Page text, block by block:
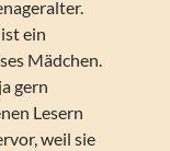
ein
Mädchen.
gern
Lesern
weil sie